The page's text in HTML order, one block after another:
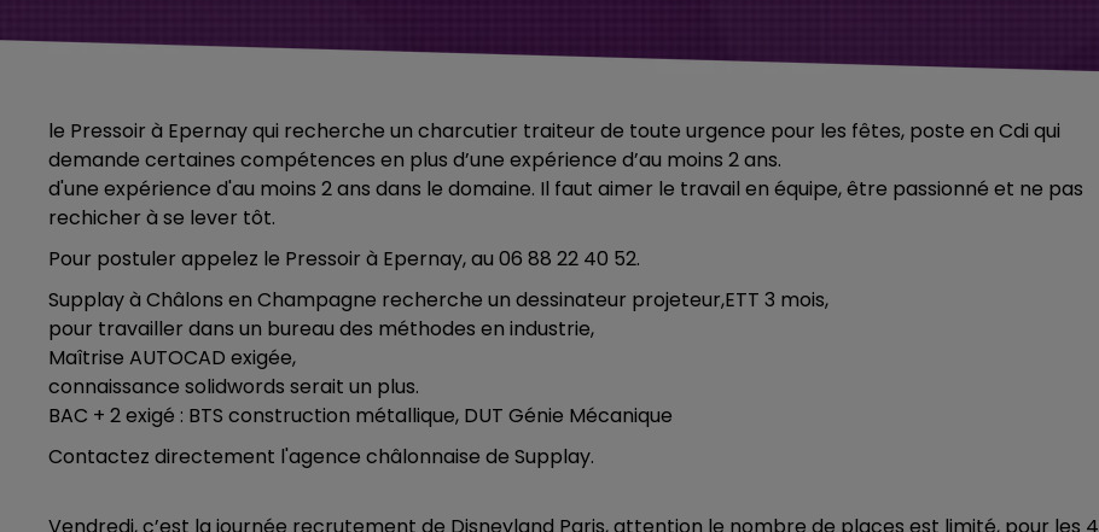
le Pressoir à Epernay qui recherche un charcutier traiteur de toute urgence pour les fêtes, poste en Cdi qui
demande certaines compétences en plus d’une expérience d’au moins 2 ans.
d'une expérience d'au moins 2 ans dans le domaine. Il faut aimer le travail en équipe, être passionné et ne pas
rechicher à se lever tôt.
Pour postuler appelez le Pressoir à Epernay, au 06 88 22 40 52.
Supplay à Châlons en Champagne recherche un dessinateur projeteur,ETT 3 mois,
pour travailler dans un bureau des méthodes en industrie,
Maîtrise AUTOCAD exigée,
connaissance solidwords serait un plus.
BAC + 2 exigé : BTS construction métallique, DUT Génie Mécanique
Contactez directement l'agence châlonnaise de Supplay.